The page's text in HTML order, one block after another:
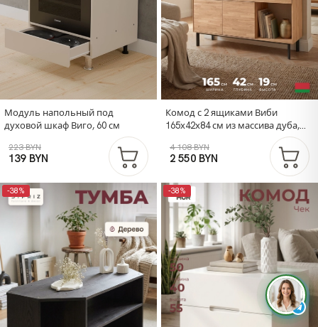
Модуль напольный под
духовой шкаф Виго, 60 см
223 BYN
139 BYN
Комод с 2 ящиками Виби
165х42х84 см из массива дуба,
металлических ножках в стиле
лофт
4 108 BYN
2 550 BYN
-38% -38%
Д